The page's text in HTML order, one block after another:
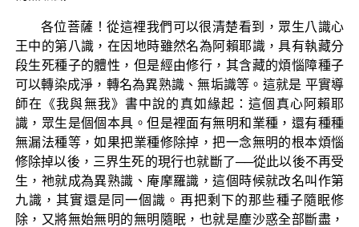
各位菩薩！從這裡我們可以很清楚看到，眾生八識心
王中的第八識，在因地時雖然名為阿賴耶識，具有執藏分
段生死種子的體性，但是經由修行，其含藏的煩惱障種子
可以轉染成淨，轉名為異熟識、無垢識等。這就是 平實導
師在《我與無我》書中說的真如緣起：這個真心阿賴耶
識，眾生是個個本具。但是裡面有無明和業種，還有種種
無漏法種等，如果把業種修除掉，把一念無明的根本煩惱
修除掉以後，三界生死的現行也就斷了──從此以後不再受
生，祂就成為異熟識、庵摩羅識，這個時候就改名叫作第
九識，其實還是同一個識。再把剩下的那些種子隨眠修
除，又將無始無明的無明隨眠，也就是塵沙惑全部斷盡，